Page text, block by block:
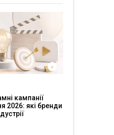
кампанії
2026: які бренди